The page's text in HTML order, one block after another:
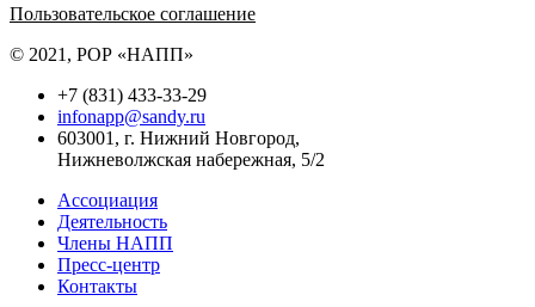
Пользовательское соглашение
© 2021, РОР «НАПП»
+7 (831) 433-33-29
infonapp@sandy.ru
603001, г. Нижний Новгород,
Нижневолжская набережная, 5/2
Ассоциация
Деятельность
Члены НАПП
Пресс-центр
Контакты